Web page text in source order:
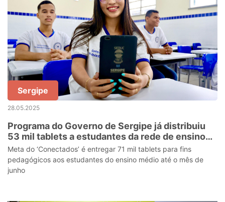
Sergipe
28.05.2025
Programa do Governo de Sergipe já distribuiu
53 mil tablets a estudantes da rede de ensino
estadual
Meta do ‘Conectados’ é entregar 71 mil tablets para fins
pedagógicos aos estudantes do ensino médio até o mês de
junho